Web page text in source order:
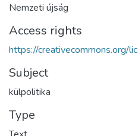
Nemzeti újság
Access rights
https://creativecommons.org/
Subject
külpolitika
Type